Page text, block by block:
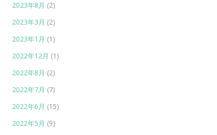
2023年8月 (2)
2023年3月 (2)
2023年1月 (1)
2022年12月 (1)
2022年8月 (2)
2022年7月 (7)
2022年6月 (15)
2022年5月 (9)